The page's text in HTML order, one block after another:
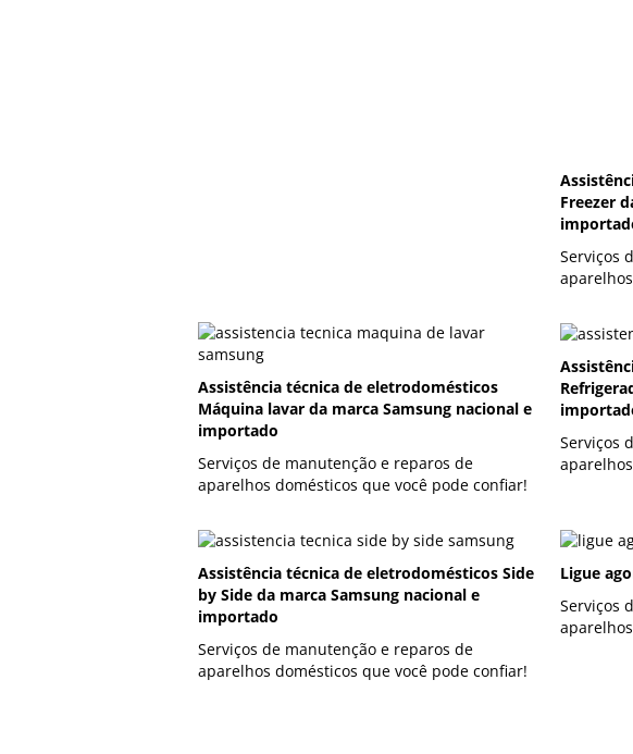
Freezer
Serviços
Assistência técnica de eletrodomésticos
Máquina lavar da marca Samsung nacional e
importado
Serviços de manutenção e reparos de
aparelhos domésticos que você pode confiar!
Serviços
Assistência técnica de eletrodomésticos Side
by Side da marca Samsung nacional e
importado
Serviços de manutenção e reparos de
aparelhos domésticos que você pode confiar!
Ligue
Serviços